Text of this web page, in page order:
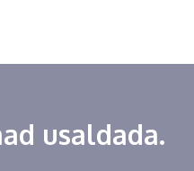
usaldada.